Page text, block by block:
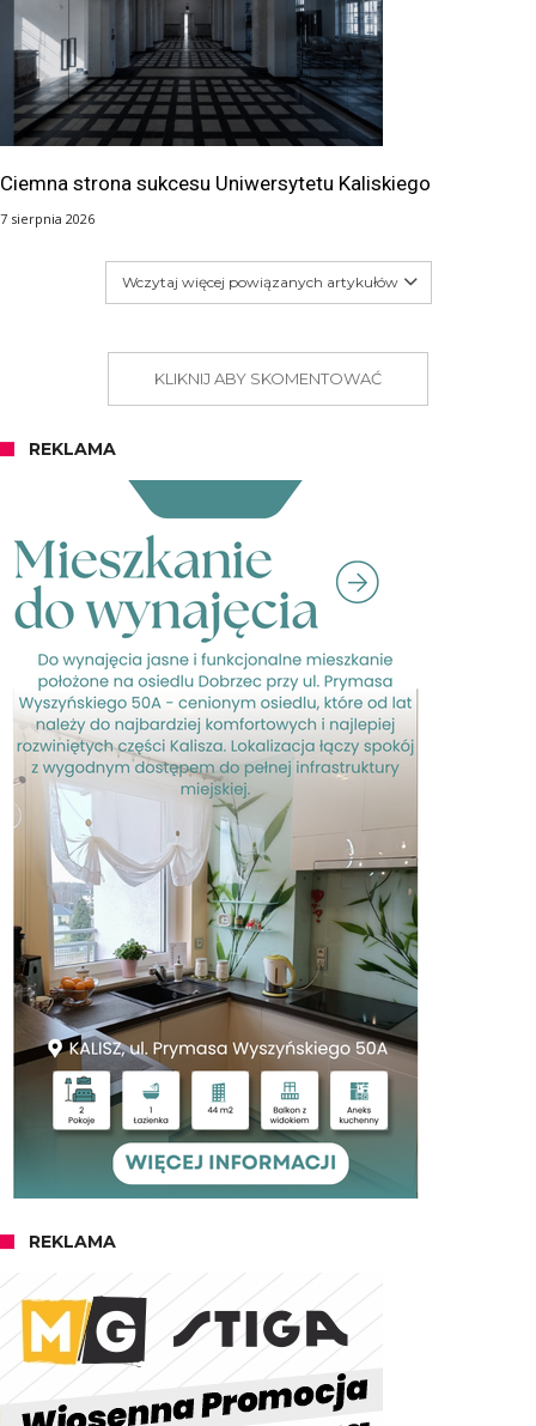
Ciemna strona sukcesu Uniwersytetu Kaliskiego
7 sierpnia 2026
Wczytaj więcej powiązanych artykułów
KLIKNIJ ABY SKOMENTOWAĆ
REKLAMA
REKLAMA